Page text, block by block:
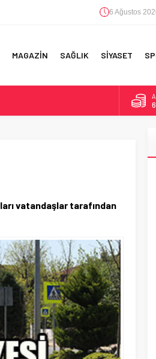
6 Ağustos
MAGAZİN SAĞLIK SİYASET
vatandaşlar tarafından